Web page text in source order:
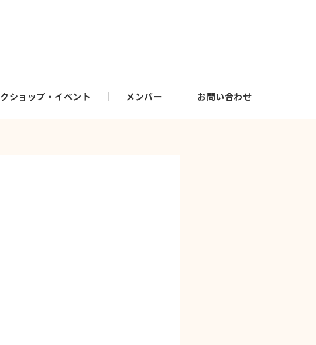
ショップ・イベント メンバー お問い合わせ